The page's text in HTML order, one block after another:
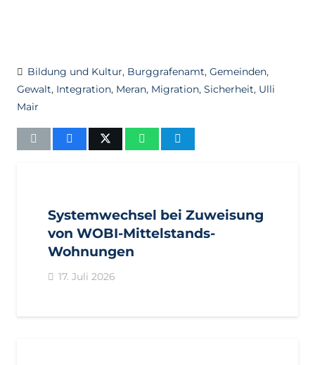
Bildung und Kultur, Burggrafenamt, Gemeinden,
Gewalt, Integration, Meran, Migration, Sicherheit, Ulli
Mair
Systemwechsel bei Zuweisung
von WOBI-Mittelstands-
Wohnungen
17. Juli 2026